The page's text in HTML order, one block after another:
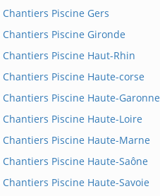
Chantiers Piscine Gers
Chantiers Piscine Gironde
Chantiers Piscine Haut-Rhin
Chantiers Piscine Haute-corse
Chantiers Piscine Haute-Garonne
Chantiers Piscine Haute-Loire
Chantiers Piscine Haute-Marne
Chantiers Piscine Haute-Saône
Chantiers Piscine Haute-Savoie